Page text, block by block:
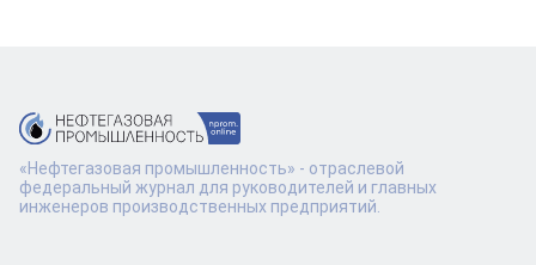
«Нефтегазовая промышленность» - отраслевой
федеральный журнал для руководителей и главных
инженеров производственных предприятий.